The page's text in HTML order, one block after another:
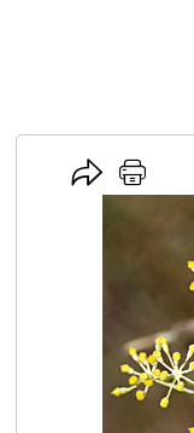
לחץ
כאן
לחץ
כאן
לשיתוף